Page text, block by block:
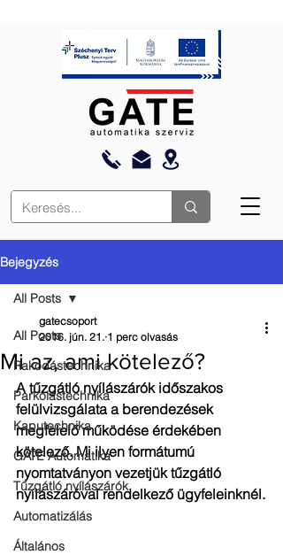
Bejegyzés
All Posts
Rakodástechnika
Parkolástechnika
Kaputechnika
GATE Automatika
Tűzgátló nyílászárók
Automatizálás
Általános
All Posts
Mi az, ami kötelező?
gatecsoport
2016. jún. 21. 1 perc olvasás
A tűzgátló nyílászárók időszakos
felülvizsgálata a berendezések
megfelelő működése érdekében
kötelező. Mi ilyen formátumú
nyomtatványon vezetjük tűzgátló
nyílászáróval rendelkező ügyfeleinknél.